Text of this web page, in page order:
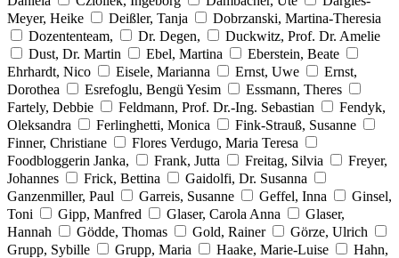
Meyer, Heike
Deißler, Tanja
Dobrzanski, Martina-Theresia
Dozententeam,
Dr. Degen,
Duckwitz, Prof. Dr. Amelie
Dust, Dr. Martin
Ebel, Martina
Eberstein, Beate
Ehrhardt, Nico
Eisele, Marianna Ernst, Uwe
Ernst,
Dorothea
Esrefoglu, Bengü Yesim
Essmann, Theres
Fartely, Debbie
Feldmann, Prof. Dr.-Ing. Sebastian
Fendyk,
Oleksandra
Ferlinghetti, Monica
Fink-Strauß, Susanne
Finner, Christiane
Flores Verdugo, Maria Teresa
Foodbloggerin Janka,
Frank, Jutta Freitag, Silvia
Freyer,
Johannes
Frick, Bettina
Gaidolfi, Dr. Susanna
Ganzenmiller, Paul
Garreis, Susanne Geffel, Inna
Ginsel,
Toni
Gipp, Manfred Glaser, Carola Anna
Glaser,
Hannah
Gödde, Thomas Gold, Rainer
Görze, Ulrich
Grupp, Sybille
Grupp, Maria Haake, Marie-Luise
Hahn,